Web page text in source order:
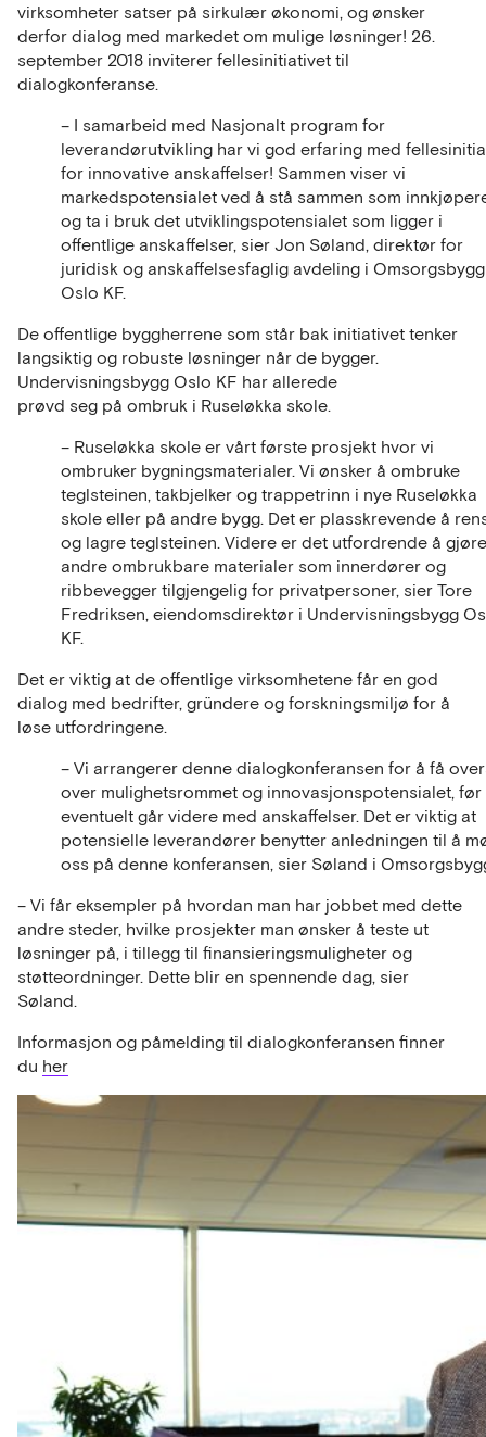
virksomheter satser på sirkulær økonomi, og ønsker
derfor dialog med markedet om mulige løsninger! 26.
september 2018 inviterer fellesinitiativet til
dialogkonferanse.
– I samarbeid med Nasjonalt program for
leverandørutvikling har vi god erfaring med
for innovative anskaffelser! Sammen viser vi
markedspotensialet ved å stå sammen som
og ta i bruk det utviklingspotensialet som ligger i
offentlige anskaffelser, sier Jon Søland, direktør for
juridisk og anskaffelsesfaglig avdeling i Omsorgsbygg
Oslo KF.
De offentlige byggherrene som står bak initiativet tenker
langsiktig og robuste løsninger når de bygger.
Undervisningsbygg Oslo KF har allerede
prøvd seg på ombruk i Ruseløkka skole.
– Ruseløkka skole er vårt første prosjekt hvor vi
ombruker bygningsmaterialer. Vi ønsker å ombruke
teglsteinen, takbjelker og trappetrinn i nye Ruseløkka
skole eller på andre bygg. Det er plasskrevende å
og lagre teglsteinen. Videre er det utfordrende å gjøre
andre ombrukbare materialer som innerdører og
ribbevegger tilgjengelig for privatpersoner, sier Tore
Fredriksen, eiendomsdirektør i Undervisningsbygg
KF.
Det er viktig at de offentlige virksomhetene får en god
dialog med bedrifter, gründere og forskningsmiljø for å
løse utfordringene.
– Vi arrangerer denne dialogkonferansen for å få
over mulighetsrommet og innovasjonspotensialet, før
eventuelt går videre med anskaffelser. Det er viktig at
potensielle leverandører benytter anledningen til å
oss på denne konferansen, sier Søland i
– Vi får eksempler på hvordan man har jobbet med dette
andre steder, hvilke prosjekter man ønsker å teste ut
løsninger på, i tillegg til finansieringsmuligheter og
støtteordninger. Dette blir en spennende dag, sier
Søland.
Informasjon og påmelding til dialogkonferansen finner
du her